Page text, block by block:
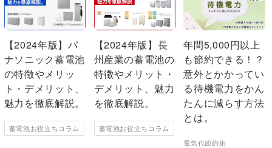
【2024年版】パ
ナソニック蓄電池
の特徴やメリッ
ト・デメリット、
魅力を徹底解説。
蓄電池お役立ちコラム
【2024年版】長
州産業の蓄電池の
特徴やメリット・
デメリット、魅力
を徹底解説。
蓄電池お役立ちコラム
年間5,000円以上
も節約できる！？
意外とかかってい
る待機電力をかん
たんに減らす方法
とは。
電気代節約術